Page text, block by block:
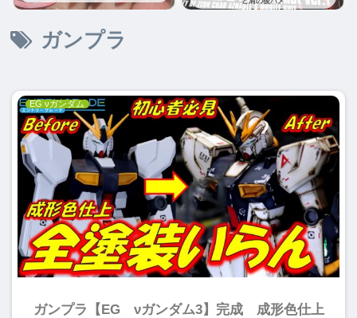
ガンプラ
EG νガンダム
ガンプラ【EG νガンダム3】完成 成形色仕上